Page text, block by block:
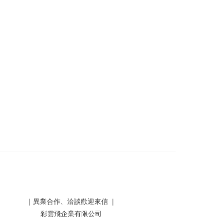
｜異業合作、洽談歡迎來信 ｜
彩雲飛企業有限公司